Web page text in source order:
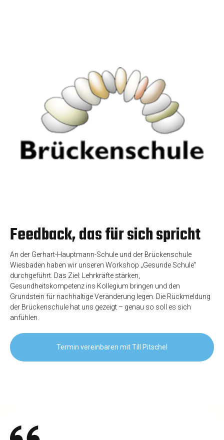
Feedback, das für sich spricht
An der Gerhart-Hauptmann-Schule und der Brückenschule
Wiesbaden haben wir unseren Workshop „Gesunde Schule"
durchgeführt. Das Ziel: Lehrkräfte stärken,
Gesundheitskompetenz ins Kollegium bringen und den
Grundstein für nachhaltige Veränderung legen. Die Rückmeldung
der Brückenschule hat uns gezeigt – genau so soll es sich
anfühlen.
Termin vereinbaren mit Till Pitschel